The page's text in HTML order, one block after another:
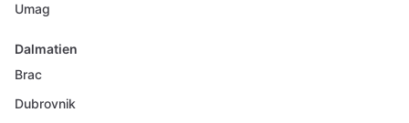
Umag
Dalmatien
Brac
Dubrovnik